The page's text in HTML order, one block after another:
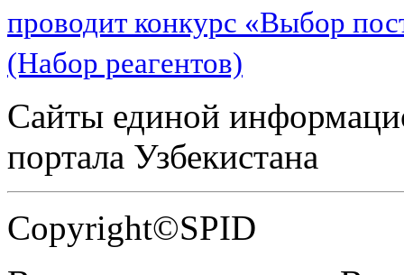
проводит конкурс «Выбор
(Набор реагентов)
Сайты единой
портала Узбекистана
Copyright©SPID